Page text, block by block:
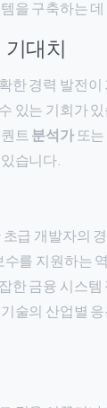
을 구축하는
기대치
한 경력 발전이
있는 기회가
트분석가또는
습니다.
급 개발자의
를 지원하는
한 금융 시스템
술의 산업별